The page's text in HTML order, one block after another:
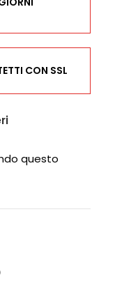
CON SSL
questo